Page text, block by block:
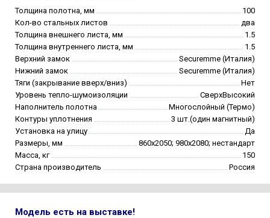
Толщина полотна, мм
100
Кол-во стальных листов
два
Толщина внешнего листа, мм
1.5
Толщина внутреннего листа, мм
1.5
Верхний замок
Securemme (Италия)
Нижний замок
Securemme (Италия)
Тяги (закрывание вверх/вниз)
Нет
Уровень тепло-шумоизоляции
СверхВысокий
Наполнитель полотна
Многослойный (Термо)
Контуры уплотнения
3 шт.(один магнитный)
Установка на улицу
Да
Размеры, мм
860х2050; 980х2080; нестандарт
Масса, кг
150
Страна производитель
Россия
Модель есть на выставке!